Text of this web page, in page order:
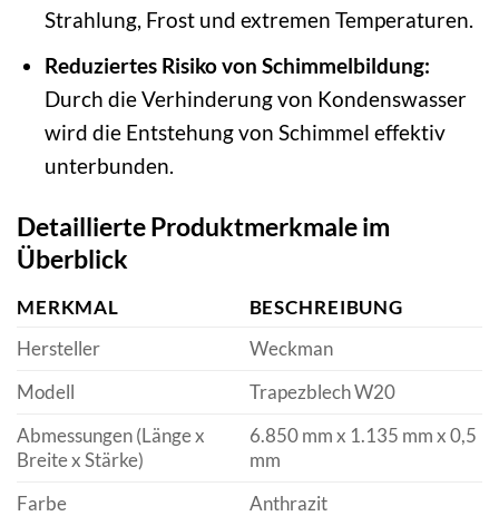
Strahlung, Frost und extremen Temperaturen.
Reduziertes Risiko von Schimmelbildung:
Durch die Verhinderung von Kondenswasser
wird die Entstehung von Schimmel effektiv
unterbunden.
Detaillierte Produktmerkmale im
Überblick
MERKMAL
BESCHREIBUNG
Hersteller
Weckman
Modell
Trapezblech W20
Abmessungen (Länge x
Breite x Stärke)
6.850 mm x 1.135 mm x 0,5
mm
Farbe
Anthrazit